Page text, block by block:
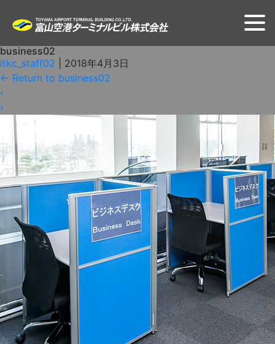
business02
itkc_staff02
2018年4月3日
← Return to business02
‹
›